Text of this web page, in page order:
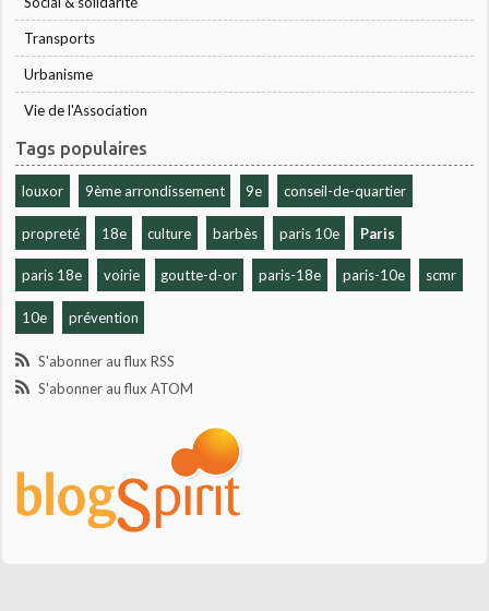
Transports
Urbanisme
Vie de l'Association
Tags populaires
louxor 9ème arrondissement 9e conseil-de-quartier
propreté 18e culture barbès paris 10e Paris
paris 18e voirie goutte-d-or paris-18e paris-10e scmr
10e prévention
S'abonner au flux RSS
S'abonner au flux ATOM